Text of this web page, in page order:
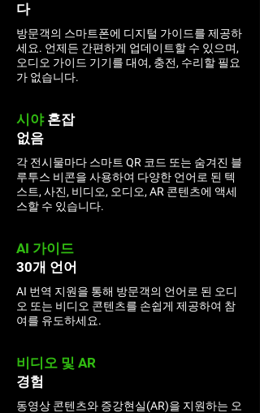
다
방문객의 스마트폰에 디지털 가이드를 제공하
세요. 언제든 간편하게 업데이트할 수 있으며,
오디오 가이드 기기를 대여, 충전, 수리할 필요
가 없습니다.
시야 혼잡
없음
각 전시물마다 스마트 QR 코드 또는 숨겨진 블
루투스 비콘을 사용하여 다양한 언어로 된 텍
스트, 사진, 비디오, 오디오, AR 콘텐츠에 액세
스할 수 있습니다.
AI 가이드
30개 언어
AI 번역 지원을 통해 방문객의 언어로 된 오디
오 또는 비디오 콘텐츠를 손쉽게 제공하여 참
여를 유도하세요.
비디오 및 AR
경험
동영상 콘텐츠와 증강현실(AR)을 지원하는 오